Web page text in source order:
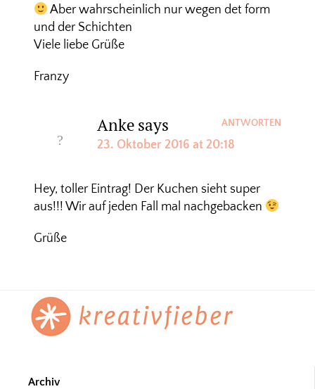
Aber wahrscheinlich nur wegen det form
und der Schichten
Viele liebe Grüße
Franzy
Ankesays
23. Oktober 2016 at 20:18
Hey, toller Eintrag! Der Kuchen sieht super
aus!!! Wir auf jeden Fall mal nachgebacken
Grüße
ANTWORTEN
Footer
Archiv